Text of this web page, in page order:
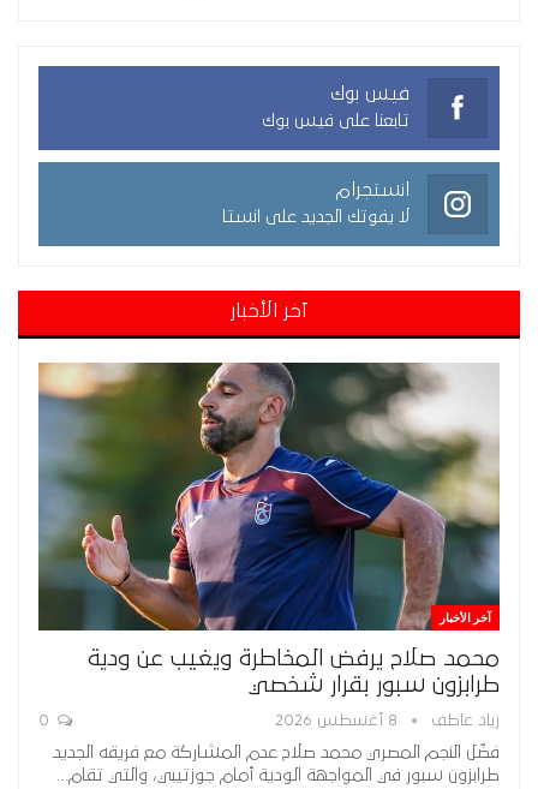
فيس بوك
تابعنا على فيس بوك
انستجرام
لا يفوتك الجديد على انستا
آخر الأخبار
آخر الأخبار
محمد صلاح يرفض المخاطرة ويغيب عن ودية
طرابزون سبور بقرار شخصي
زياد عاطف 8 أغسطس 2026
فضّل النجم المصري محمد صلاح عدم المشاركة مع فريقه الجديد
طرابزون سبور في المواجهة الودية أمام جوزتيبي، والتي تقام…